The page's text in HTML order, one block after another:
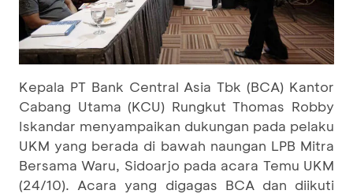
Kepala PT Bank Central Asia Tbk (BCA) Kantor
Cabang Utama (KCU) Rungkut Thomas Robby
Iskandar menyampaikan dukungan pada pelaku
UKM yang berada di bawah naungan LPB Mitra
Bersama Waru, Sidoarjo pada acara Temu UKM
(24/10). Acara yang digagas BCA dan diikuti